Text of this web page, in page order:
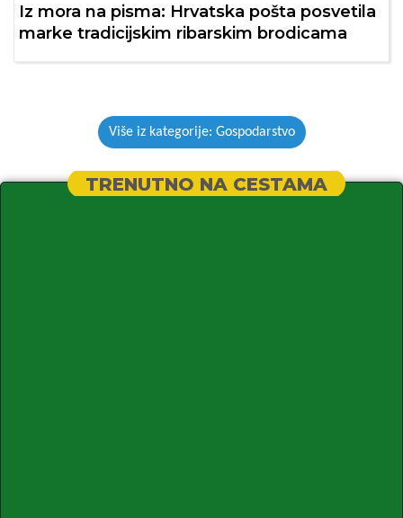
Iz mora na pisma: Hrvatska pošta posvetila
marke tradicijskim ribarskim brodicama
Više iz kategorije: Gospodarstvo
TRENUTNO NA CESTAMA